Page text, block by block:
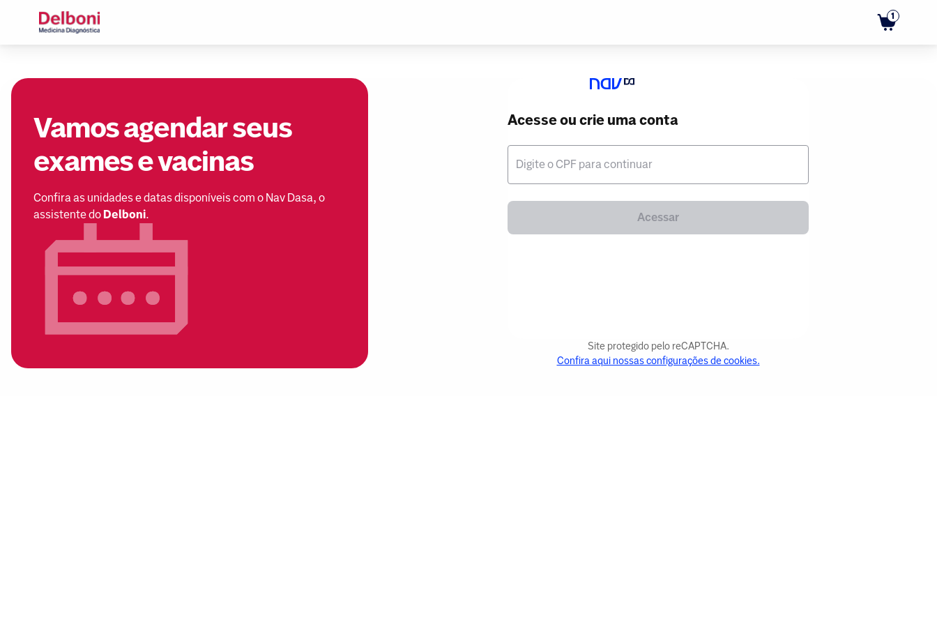
1
Vamos agendar seus
exames e vacinas
Confira as unidades e datas disponíveis com o Nav Dasa, o
assistente do Delboni.
Acesse ou crie uma conta
Digite o CPF para continuar
Acessar
Site protegido pelo reCAPTCHA.
Confira aqui nossas configurações de cookies.